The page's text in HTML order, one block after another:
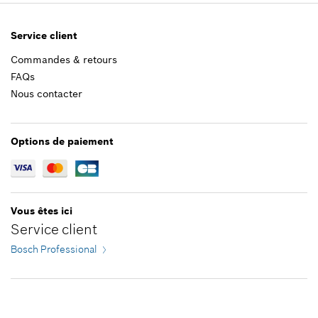
1,22 €*
*Tous les prix sont TTC hors frais de port
Service client
Commandes & retours
FAQs
Nous contacter
Options de paiement
Vous êtes ici
Service client
Bosch Professional